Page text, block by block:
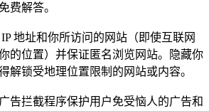
费解答。
地址和你所访问的网站（即使互联网
的位置）并保证匿名浏览网站。隐藏你
解锁受地理位置限制的网站或内容。
告拦截程序保护用户免受恼人的广告和